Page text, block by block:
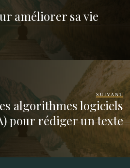
améliorer sa vie
SUIVANT
algorithmes logiciels
pour rédiger un texte